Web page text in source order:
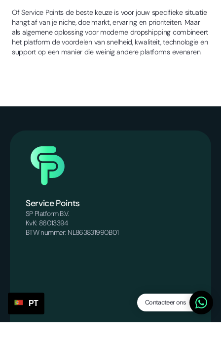
Contacteer ons
Of Service Points de beste keuze is voor jouw specifieke situatie
hangt af van je niche, doelmarkt, ervaring en prioriteiten. Maar
als algemene oplossing voor moderne dropshipping combineert
het platform de voordelen van snelheid, kwaliteit, technologie en
support op een manier die weinig andere platforms evenaren.
Service Points
SP Platform B.V.
KvK: 86013394
BTW nummer: NL863831990B01
PT